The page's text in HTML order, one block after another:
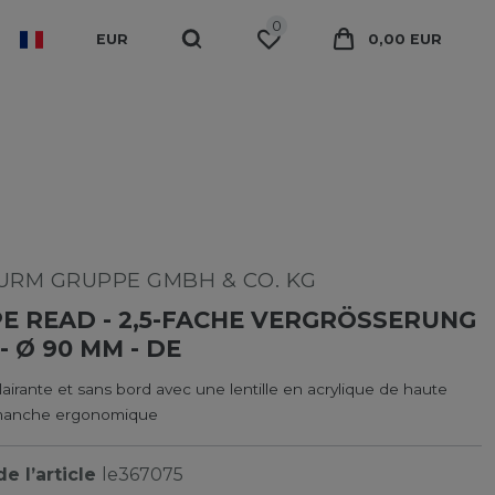
EUR
0
0,00 EUR
GRUPPE GMBH & CO. KG
READ - 2,5-FACHE VERGRÖSSERUNG M
90 MM - DE
et sans bord avec une lentille en acrylique de haute
ergonomique
l’article le367075